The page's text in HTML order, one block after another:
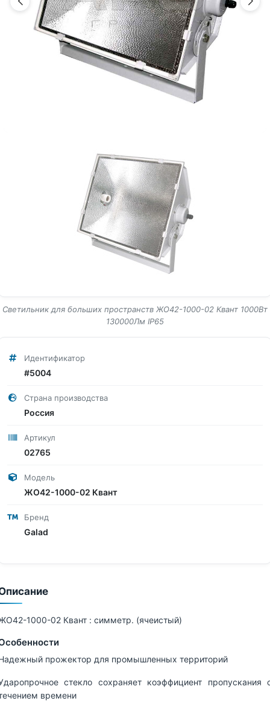
Светильник для больших пространств ЖО42-1000-02 Квант 1000Вт
130000Лм IP65
Идентификатор
#5004
Страна производства
Россия
Артикул
02765
Модель
ЖО42-1000-02 Квант
Бренд
Galad
1000-02 Квант : симметр. (ячеистый)
прожектор для промышленных территорий
стекло сохраняет коэффициент пропускания
времени